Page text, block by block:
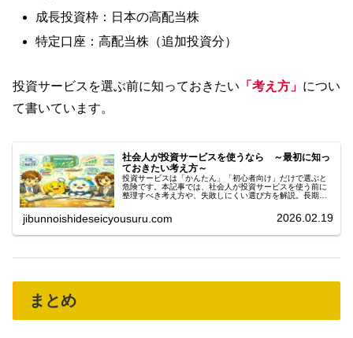
成長投資枠：日本の高配当株
特定口座：高配当株（追加投資分）
投資サービスを選ぶ前に知っておきたい 「考え方」 につい
て書いています。
社会人が投資サービスを使うなら ～最初に知っ
ておきたい考え方～
投資サービスは「かんたん」「初心者向け」だけで選ぶと
危険です。本記事では、社会人が投資サービスを使う前に
整理すべき考え方や、失敗しにくい選び方を解説。長期投
jibunnoishideseicyousuru.com 2026.02.19
まとめ